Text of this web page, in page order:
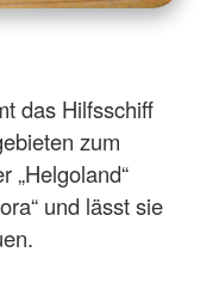
das Hilfsschiff
zum
„Helgoland“
und lässt sie